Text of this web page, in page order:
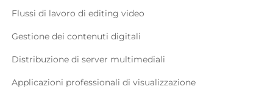
Flussi di lavoro di editing video
Gestione dei contenuti digitali
Distribuzione di server multimediali
Applicazioni professionali di visualizzazione